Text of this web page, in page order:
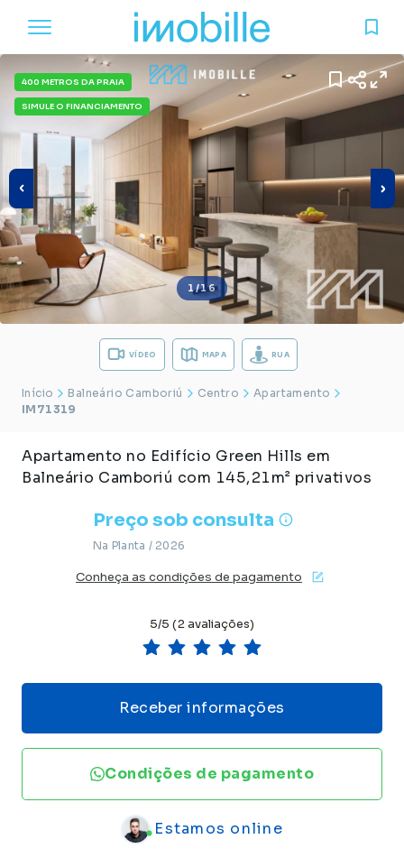
400 METROS DA PRAIA
SIMULE O FINANCIAMENTO
1/16
VÍDEO MAPA RUA
Início Balneário Camboriú Centro
Apartamento
IM71319
Preço sob consulta
Na Planta / 2026
Conheça as condições de pagamento
Apartamento no Edifício Green Hills em
Balneário Camboriú com 145,21m² privativos
5/5 (2 avaliações)
Receber informações
Condições de pagamento
Estamos online